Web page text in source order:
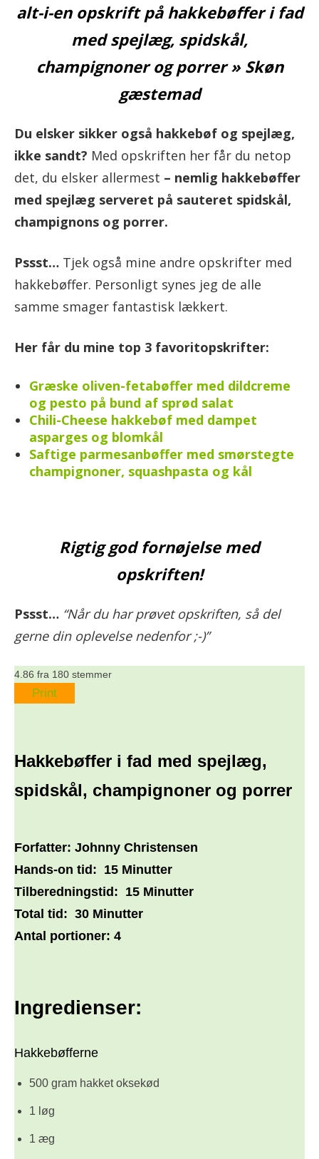
alt-i-en opskrift på hakkebøffer i fad
med spejlæg, spidskål,
champignoner og porrer » Skøn
gæstemad
Du elsker sikker også hakkebøf og spejlæg,
ikke sandt? Med opskriften her får du netop
det, du elsker allermest – nemlig hakkebøffer
med spejlæg serveret på sauteret spidskål,
champignons og porrer.
Pssst… Tjek også mine andre opskrifter med
hakkebøffer. Personligt synes jeg de alle
samme smager fantastisk lækkert.
Her får du mine top 3 favoritopskrifter:
Græske oliven-fetabøffer med dildcreme
og pesto på bund af sprød salat
Chili-Cheese hakkebøf med dampet
asparges og blomkål
Saftige parmesanbøffer med smørstegte
champignoner, squashpasta og kål
Rigtig god fornøjelse med
opskriften!
Pssst… “Når du har prøvet opskriften, så del
gerne din oplevelse nedenfor ;-)”
4.86 fra 180 stemmer
Print
Hakkebøffer i fad med spejlæg,
spidskål, champignoner og porrer
Forfatter: Johnny Christensen
Hands-on tid: 15 Minutter
Tilberedningstid: 15 Minutter
Total tid: 30 Minutter
Antal portioner: 4
Ingredienser:
Hakkebøfferne
500 gram hakket oksekød
1 løg
1 æg